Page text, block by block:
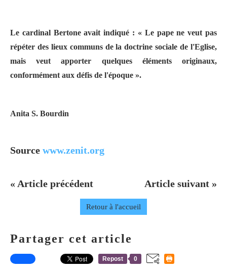
Le cardinal Bertone avait indiqué : « Le pape ne veut pas
répéter des lieux communs de la doctrine sociale de l'Eglise,
mais veut apporter quelques éléments originaux,
conformément aux défis de l'époque ».
Anita S. Bourdin
Source www.zenit.org
« Article précédent Article suivant »
Retour à l'accueil
Partager cet article
Repost 0